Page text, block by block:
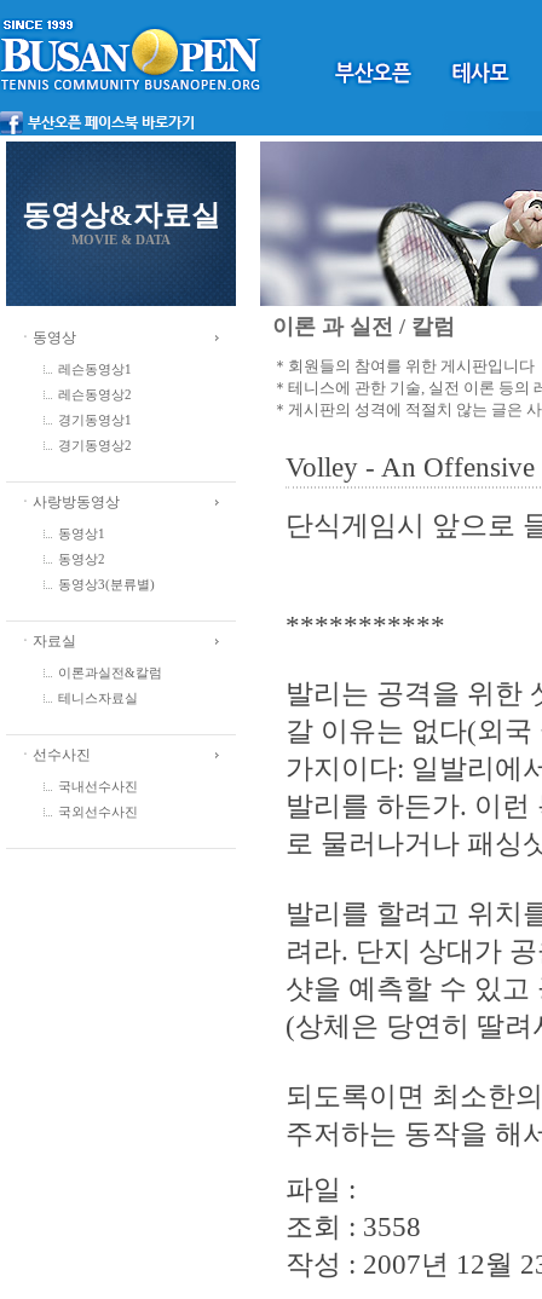
동영상&자료실
MOVIE & DATA
ㆍ동영상
레슨동영상1
레슨동영상2
경기동영상1
경기동영상2
ㆍ사랑방동영상
동영상1
동영상2
동영상3(분류별)
ㆍ자료실
이론과실전&칼럼
테니스자료실
ㆍ선수사진
국내선수사진
국외선수사진
이론 과 실전 / 칼럼
＊회원들의 참여를 위한 게시판입니다
＊테니스에 관한 기술, 실전 이론 등의
＊게시판의 성격에 적절치 않는 글은
Volley - An
단식게임시 앞으로
***********
발리는 공격을 위한
갈 이유는 없다(외
가지이다: 일발리에
발리를 하든가. 이
로 물러나거나 패싱
발리를 할려고 위치
려라. 단지 상대가
샷을 예측할 수 있
(상체은 당연히 딸
되도록이면 최소한
주저하는 동작을 해
파일 :
조회 : 3558
작성 : 2007년 12월